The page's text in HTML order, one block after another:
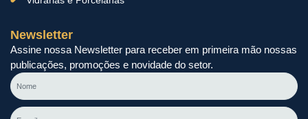
Newsletter
Assine nossa Newsletter para receber em primeira mão nossas
publicações, promoções e novidade do setor.
Nome
E-